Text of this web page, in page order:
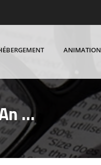
ANIMATION
…